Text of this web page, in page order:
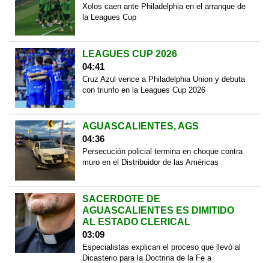
Xolos caen ante Philadelphia en el arranque de
la Leagues Cup
LEAGUES CUP 2026
04:41
Cruz Azul vence a Philadelphia Union y debuta
con triunfo en la Leagues Cup 2026
AGUASCALIENTES, AGS
04:36
Persecución policial termina en choque contra
muro en el Distribuidor de las Américas
SACERDOTE DE
AGUASCALIENTES ES DIMITIDO
AL ESTADO CLERICAL
03:09
Especialistas explican el proceso que llevó al
Dicasterio para la Doctrina de la Fe a